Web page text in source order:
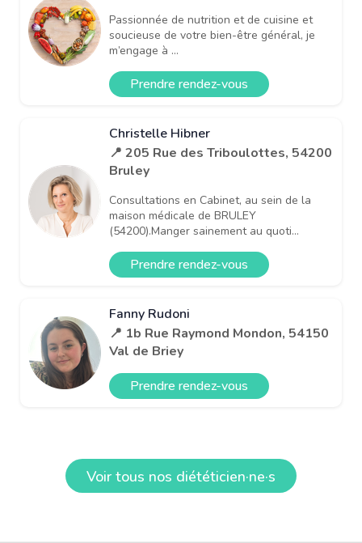
Passionnée de nutrition et de cuisine et
soucieuse de votre bien-être général, je
m’engage à ...
Prendre rendez-vous
Christelle Hibner
📍 205 Rue des Triboulottes, 54200
Bruley
Consultations en Cabinet, au sein de la
maison médicale de BRULEY
(54200).Manger sainement au quoti...
Prendre rendez-vous
Fanny Rudoni
📍 1b Rue Raymond Mondon, 54150
Val de Briey
Prendre rendez-vous
Voir tous nos diététicien·ne·s